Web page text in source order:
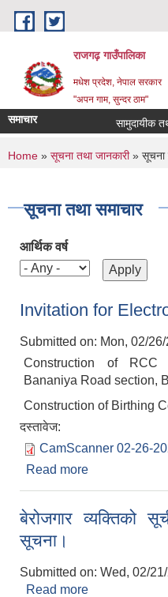
Skip to main content
राजगढ़ गाउँपालिका
मधेश प्रदेश, नेपाल सरकार
"अपन गाम, सुन्दर ठाम"
समाचार सामुदायीक तथा
You are here
Home » सूचना तथा जानकारी» सूचना
सूचना तथा समाचार
आर्थिक वर्ष
Invitation for
Submitted on: Mon, 02/
Construction of RCC
Bananiya Road section,
Construction of Birthing
दस्तावेज:
CamScanner 02-26-
Read more
बेरोजगार व्यक्तिको
सूचना।
Submitted on: Wed, 02/
Read more